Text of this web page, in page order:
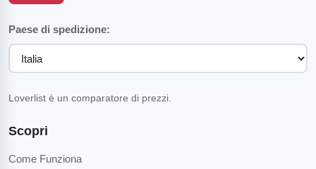
Scopri
Come Funziona
Paese di spedizione:
Loverlist è un comparatore di prezzi.